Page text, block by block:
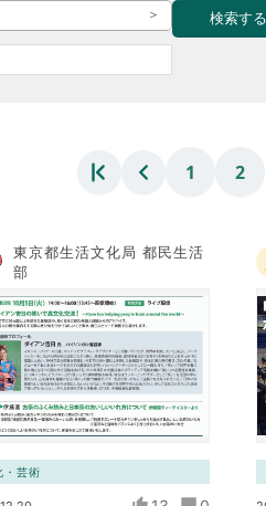
検索する
1 2
東京都生活文化局 都民生活
部
・芸術